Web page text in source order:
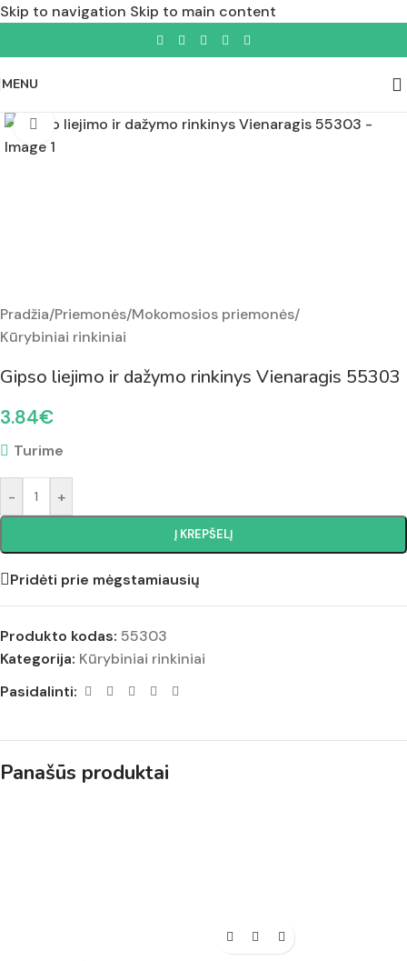
Skip to navigation Skip to main content
MENU
Padidinti nuotrauką
Pradžia/Priemonės/Mokomosios priemonės/
Kūrybiniai rinkiniai
Gipso liejimo ir dažymo rinkinys Vienaragis 55303
3.84€
Turime
- +
Į KREPŠELĮ
Pridėti prie mėgstamiausių
Produkto kodas: 55303
Kategorija: Kūrybiniai rinkiniai
Pasidalinti:
Panašūs produktai